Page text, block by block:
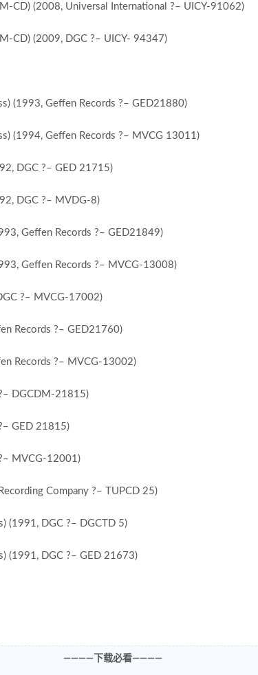
CD) (2008, Universal International ?– UICY-91062)
CD) (2009, DGC ?– UICY- 94347)
(1993, Geffen Records ?– GED21880)
(1994, Geffen Records ?– MVCG 13011)
DGC ?– GED 21715)
DGC ?– MVDG-8)
Geffen Records ?– GED21849)
Geffen Records ?– MVCG-13008)
?– MVCG-17002)
Records ?– GED21760)
Records ?– MVCG-13002)
DGCDM-21815)
GED 21815)
MVCG-12001)
Company ?– TUPCD 25)
(1991, DGC ?– DGCTD 5)
(1991, DGC ?– GED 21673)
————下载必看————